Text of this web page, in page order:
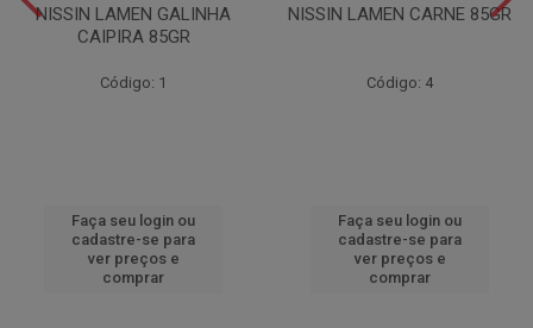
NISSIN LAMEN GALINHA
CAIPIRA 85GR
Código: 1
Faça seu login ou
cadastre-se para
ver preços e
comprar
NISSIN LAMEN CARNE 85GR
Código: 4
Faça seu login ou
cadastre-se para
ver preços e
comprar